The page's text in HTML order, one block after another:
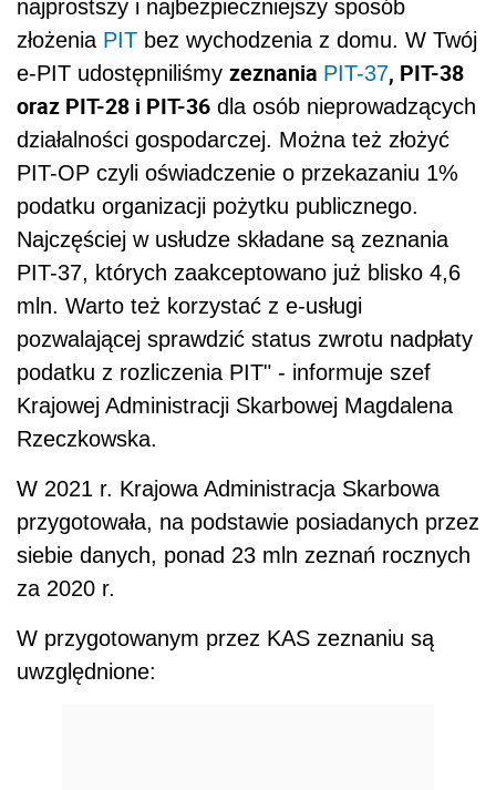
najprostszy i najbezpieczniejszy sposób
złożenia PIT bez wychodzenia z domu. W Twój
e-PIT udostępniliśmy zeznania PIT-37, PIT-38
oraz PIT-28 i PIT-36 dla osób nieprowadzących
działalności gospodarczej. Można też złożyć
PIT-OP czyli oświadczenie o przekazaniu 1%
podatku organizacji pożytku publicznego.
Najczęściej w usłudze składane są zeznania
PIT-37, których zaakceptowano już blisko 4,6
mln. Warto też korzystać z e-usługi
pozwalającej sprawdzić status zwrotu nadpłaty
podatku z rozliczenia PIT" - informuje szef
Krajowej Administracji Skarbowej Magdalena
Rzeczkowska.
W 2021 r. Krajowa Administracja Skarbowa
przygotowała, na podstawie posiadanych przez
siebie danych, ponad 23 mln zeznań rocznych
za 2020 r.
W przygotowanym przez KAS zeznaniu są
uwzględnione: